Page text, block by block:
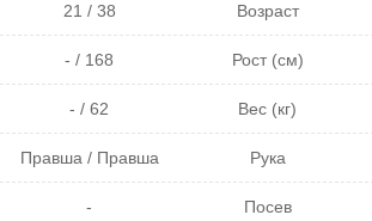
21 / 38 Возраст
- / 168 Рост (см)
- / 62 Вес (кг)
Правша / Правша Рука
- Посев